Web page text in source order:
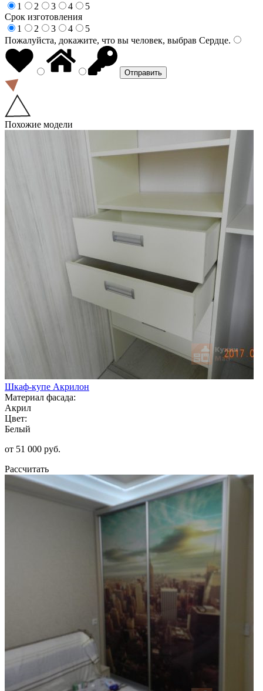
1
2 3 4
5
Срок изготовления
1
2 3 4
5
Пожалуйста, докажите, что вы человек, выбрав Сердце.
Похожие модели
Шкаф-купе Акрилон
Материал фасада:
Акрил
Цвет:
Белый
от 51 000 руб.
Рассчитать